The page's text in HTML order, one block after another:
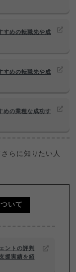
すめの転職先や成
すめの転職先や成
めの業種な成功す
らに知りたい人
いて
ントの評判
援実績を紹